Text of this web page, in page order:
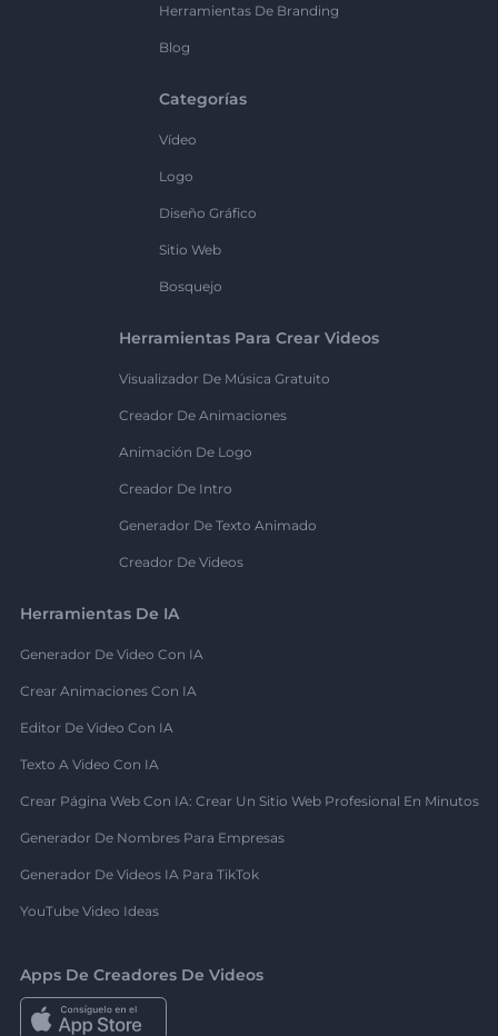
Herramientas De Branding
Blog
Categorías
Vídeo
Logo
Diseño Gráfico
Sitio Web
Bosquejo
Herramientas Para Crear Videos
Visualizador De Música Gratuito
Creador De Animaciones
Animación De Logo
Creador De Intro
Generador De Texto Animado
Creador De Videos
Herramientas De IA
Generador De Video Con IA
Crear Animaciones Con IA
Editor De Video Con IA
Texto A Video Con IA
Crear Página Web Con IA: Crear Un Sitio Web Profesional En Minutos
Generador De Nombres Para Empresas
Generador De Videos IA Para TikTok
YouTube Video Ideas
Apps De Creadores De Videos